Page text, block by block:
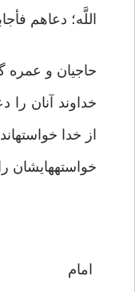
اللَّه؛ دعاهم
حاجيان و عمره
خداوند آنان را
از خدا
خواسته‏هايشان
امام